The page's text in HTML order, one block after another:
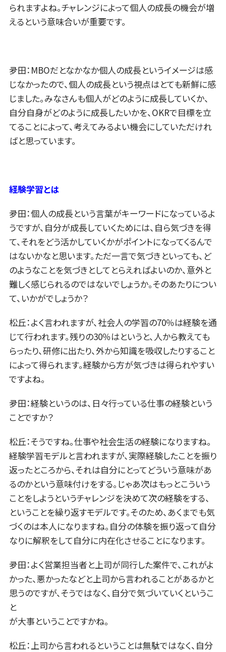
られますよね。チャレンジによって個人の成長の機会が増
えるという意味合いが重要です。
夛田：MBOだとなかなか個人の成長というイメージは感
じなかったので、個人の成長という視点はとても新鮮に感
じました。みなさんも個人がどのように成長していくか、
自分自身がどのように成長したいかを、OKRで目標を立
てることによって、考えてみるよい機会にしていただけれ
ばと思っています。
経験学習とは
夛田：個人の成長という言葉がキーワードになっているよ
うですが、自分が成長していくためには、自ら気づきを得
て、それをどう活かしていくかがポイントになってくるんで
はないかなと思います。ただ一言で気づきといっても、ど
のようなことを気づきとしてとらえればよいのか、意外と
難しく感じられるのではないでしょうか。そのあたりについ
て、いかがでしょうか？
松丘：よく言われますが、社会人の学習の70％は経験を通
じて行われます。残りの30％はというと、人から教えても
らったり、研修に出たり、外から知識を吸収したりすること
によって得られます。経験から方が気づきは得られやすい
ですよね。
夛田：経験というのは、日々行っている仕事の経験という
ことですか？
松丘：そうですね。仕事や社会生活の経験になりますね。
経験学習モデルと言われますが、実際経験したことを振り
返ったところから、それは自分にとってどういう意味があ
るのかという意味付けをする。じゃあ次はもっとこういう
ことをしようというチャレンジを決めて次の経験をする、
ということを繰り返すモデルです。そのため、あくまでも気
づくのは本人になりますね。自分の体験を振り返って自分
なりに解釈をして自分に内在化させることになります。
夛田：よく営業担当者と上司が同行した案件で、これがよ
かった、悪かったなどと上司から言われることがあるかと
思うのですが、そうではなく、自分で気づいていくというこ
と
が大事ということですかね。
松丘：上司から言われるということは無駄ではなく、自分